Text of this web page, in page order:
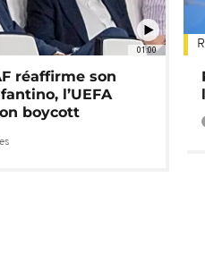
01:00
réaffirme son
l’UEFA
boycott